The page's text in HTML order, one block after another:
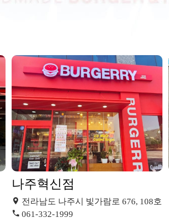
나주혁신점
전라남도 나주시 빛가람로 676, 108호
061-332-1999